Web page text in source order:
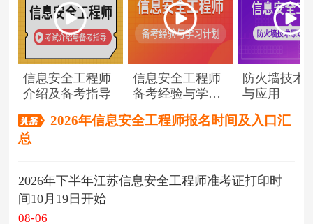
信息安全工程师
介绍及备考指导
信息安全工程师
备考经验与学习
防火墙技术
与应用
2026年信息安全工程师报名时间及入口汇
总
2026年下半年江苏信息安全工程师准考证打印时
间10月19日开始
08-06